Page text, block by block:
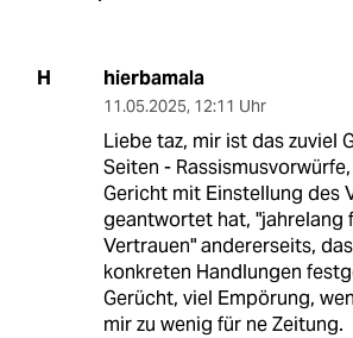
H hierbamala
11.05.2025, 12:11 Uhr
Liebe taz, mir ist das zuviel
Seiten -
Gericht mit Einstellung des
geantwortet hat, "jahrelang
Vertrauen" andererseits,
konkreten Handlungen
Gerücht, viel Empörung,
mir zu wenig für ne Zeitung.